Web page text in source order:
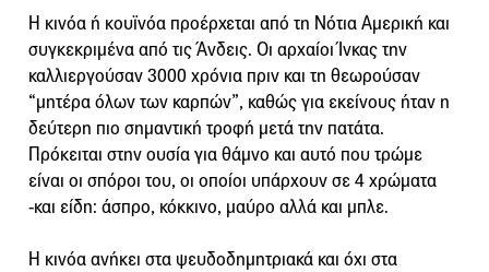
Η κινόα ή κουϊνόα προέρχεται από τη Νότια Αμερική και
συγκεκριμένα από τις Άνδεις. Οι αρχαίοι Ίνκας την
καλλιεργούσαν 3000 χρόνια πριν και τη θεωρούσαν
“μητέρα όλων των καρπών”, καθώς για εκείνους ήταν η
δεύτερη πιο σημαντική τροφή μετά την πατάτα.
Πρόκειται στην ουσία για θάμνο και αυτό που τρώμε
είναι οι σπόροι του, οι οποίοι υπάρχουν σε 4 χρώματα
-και είδη: άσπρο, κόκκινο, μαύρο αλλά και μπλε.
Η κινόα ανήκει στα ψευδοδημητριακά και όχι στα